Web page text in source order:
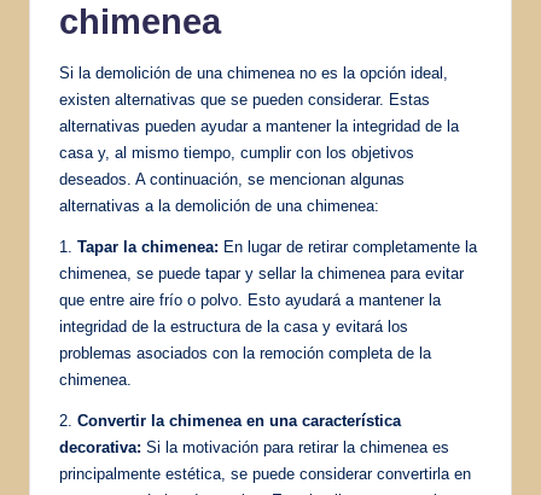
chimenea
Si la demolición de una chimenea no es la opción ideal,
existen alternativas que se pueden considerar. Estas
alternativas pueden ayudar a mantener la integridad de la
casa y, al mismo tiempo, cumplir con los objetivos
deseados. A continuación, se mencionan algunas
alternativas a la demolición de una chimenea:
1. Tapar la chimenea: En lugar de retirar completamente la
chimenea, se puede tapar y sellar la chimenea para evitar
que entre aire frío o polvo. Esto ayudará a mantener la
integridad de la estructura de la casa y evitará los
problemas asociados con la remoción completa de la
chimenea.
2. Convertir la chimenea en una característica
decorativa: Si la motivación para retirar la chimenea es
principalmente estética, se puede considerar convertirla en